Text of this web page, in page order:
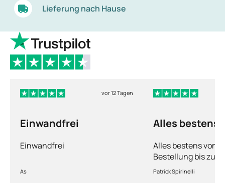
Lieferung nach Hause
vor 12 Tagen
Einwandfrei
Einwandfrei
As
Alles bestens
Alles bestens von
Bestellung bis zur
Ware sorgfältig
schnelle
Patrick Spirinelli